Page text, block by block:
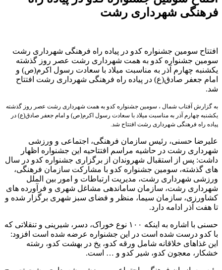
فرهنگی شهرداری رشت
افتتاح سومین جشنواره کدو در پیاده راه فرهنگی شهرداری رشت
سومین جشنواره کدو به همت شهرداری رشت عصر روز گذشته
یکشنبه چهارم آذر به مناسبت میلاد با سعادت رسول اکرم(ص) و
امام جعفر صادق(ع) در پیاده راه فرهنگی شهرداری رشت افتتاح
شد.
به گزارش آفتاب شمال ، سومین جشنواره کدو به همت شهرداری رشت عصر روز گذشته
یکشنبه چهارم آذر به مناسبت میلاد با سعادت رسول اکرم(ص) و امام جعفر صادق(ع) در
پیاده راه فرهنگی شهرداری رشت افتتاح شد.
علیرضا حسنی، رئیس سازمان فرهنگی، اجتماعی و ورزشی
شهرداری رشت در حاشیه مراسم افتتاحیه این جشنواره اظهار
داشت: پس از استقبال شهروندان از برگزاری جشنواره کدو در سال
های گذشته، سومین جشنواره کدو با مشارکت سازمان فرهنگی،
ورزشی شهرداری رشت، مدیریت ارتباطات و امور بین الملل
شهرداری رشت، سازمان ساماندهی مشاغل شهری و فرآورده های
کشاورزی، سازمان سیما، منظر و فضای سبز شهری برگزار شده و
تا هفت آذر ادامه دارد.
حسنی با اشاره به اینکه ۱۰۰ نوع خوراک، دسر، شیرینی و تنقلاتی که
با کدو درست شده است در این جشنواره عرضه شده است افزود:
این غذاهای خلاقانه شامل ورقه کدو، یخ در بهشت کدو، رشته
خشکار، معجون کدو، شیر کدو و … است.